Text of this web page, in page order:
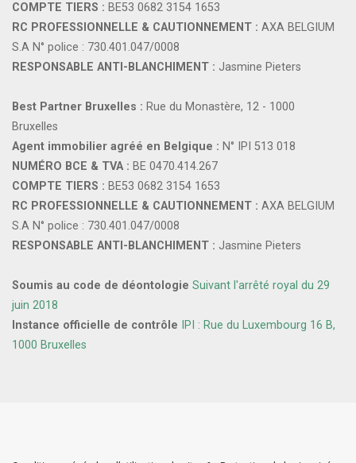
COMPTE TIERS : BE53 0682 3154 1653
RC PROFESSIONNELLE & CAUTIONNEMENT : AXA BELGIUM
S.A N° police : 730.401.047/0008
RESPONSABLE ANTI-BLANCHIMENT : Jasmine Pieters
Best Partner Bruxelles : Rue du Monastère, 12 - 1000
Bruxelles
Agent immobilier agréé en Belgique : N° IPI 513 018
NUMÉRO BCE & TVA : BE 0470.414.267
COMPTE TIERS : BE53 0682 3154 1653
RC PROFESSIONNELLE & CAUTIONNEMENT : AXA BELGIUM
S.A N° police : 730.401.047/0008
RESPONSABLE ANTI-BLANCHIMENT : Jasmine Pieters
Soumis au code de déontologie Suivant l'arrêté royal du 29
juin 2018
Instance officielle de contrôle
IPI : Rue du Luxembourg 16 B,
1000 Bruxelles